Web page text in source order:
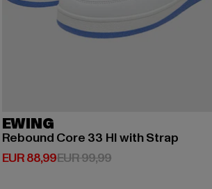
EWING
Rebound Core 33 HI with Strap
EUR 88,99
Huidige prijs: EUR 88,99
EUR 99,99Actieprijs: EUR 99,99